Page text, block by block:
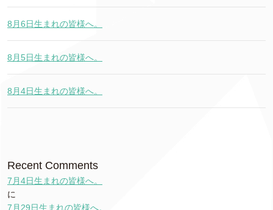
8月6日生まれの皆様へ。
8月5日生まれの皆様へ。
8月4日生まれの皆様へ。
Recent Comments
7月4日生まれの皆様へ。
に
7月29日生まれの皆様へ。